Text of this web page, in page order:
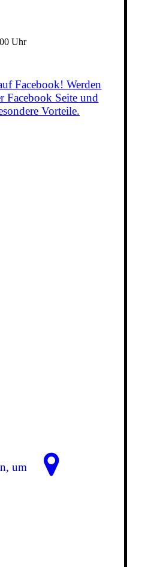
Uhr
Facebook! Werden
Facebook Seite und
Vorteile.
um